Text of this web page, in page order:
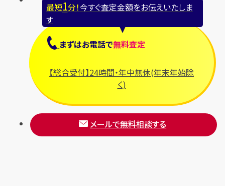
最短1分！今すぐ査定金額をお伝えいたしま
す
まずはお電話で無料査定
【総合受付】24時間・年中無休(年末年始除
く)
メールで無料相談する